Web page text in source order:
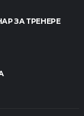
ЗА ТРЕНЕРЕ